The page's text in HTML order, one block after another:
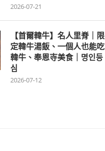
2026-07-21
【首爾韓牛】名人里脊｜限
定韓牛湯飯、一個人也能吃
韓牛、奉恩寺美食｜명인등
심
2026-07-12